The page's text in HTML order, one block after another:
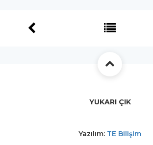
YUKARI ÇIK
Yazılım: TE Bilişim